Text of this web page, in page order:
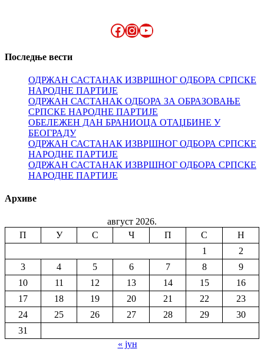
Facebook
Instagram
YouTube
Последње вести
ОДРЖАН САСТАНАК ИЗВРШНОГ ОДБОРА СРПСКЕ
НАРОДНЕ ПАРТИЈЕ
ОДРЖАН САСТАНАК ОДБОРА ЗА ОБРАЗОВАЊЕ
СРПСКЕ НАРОДНЕ ПАРТИЈЕ
ОБЕЛЕЖЕН ДАН БРАНИОЦА ОТАЏБИНЕ У
БЕОГРАДУ
ОДРЖАН САСТАНАК ИЗВРШНОГ ОДБОРА СРПСКЕ
НАРОДНЕ ПАРТИЈЕ
ОДРЖАН САСТАНАК ИЗВРШНОГ ОДБОРА СРПСКЕ
НАРОДНЕ ПАРТИЈЕ
Архиве
август 2026.
П
У С Ч П С
Н
1
2
3
4 5 6 7 8
9
10
11 12 13 14 15
16
17
18 19 20 21 22
23
24
25 26 27 28 29
30
31
« јун